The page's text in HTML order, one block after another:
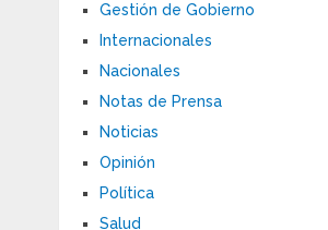
Gestión de Gobierno
Internacionales
Nacionales
Notas de Prensa
Noticias
Opinión
Política
Salud